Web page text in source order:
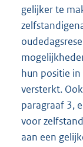
gelijker te
hun positie in
versterkt.
paragraaf 3,
voor
aan een